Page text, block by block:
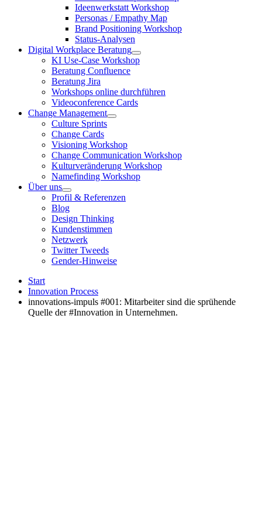
Ideenwerkstatt Workshop
Personas / Empathy Map
Brand Positioning Workshop
Status-Analysen
Digital Workplace Beratung
KI Use-Case Workshop
Beratung Confluence
Beratung Jira
Workshops online durchführen
Videoconference Cards
Change Management
Culture Sprints
Change Cards
Visioning Workshop
Change Communication Workshop
Kulturveränderung Workshop
Namefinding Workshop
Über uns
Profil & Referenzen
Blog
Design Thinking
Kundenstimmen
Netzwerk
Twitter Tweeds
Gender-Hinweise
Start
Innovation Process
innovations-impuls #001: Mitarbeiter sind die sprühende
Quelle der #Innovation in Unternehmen.